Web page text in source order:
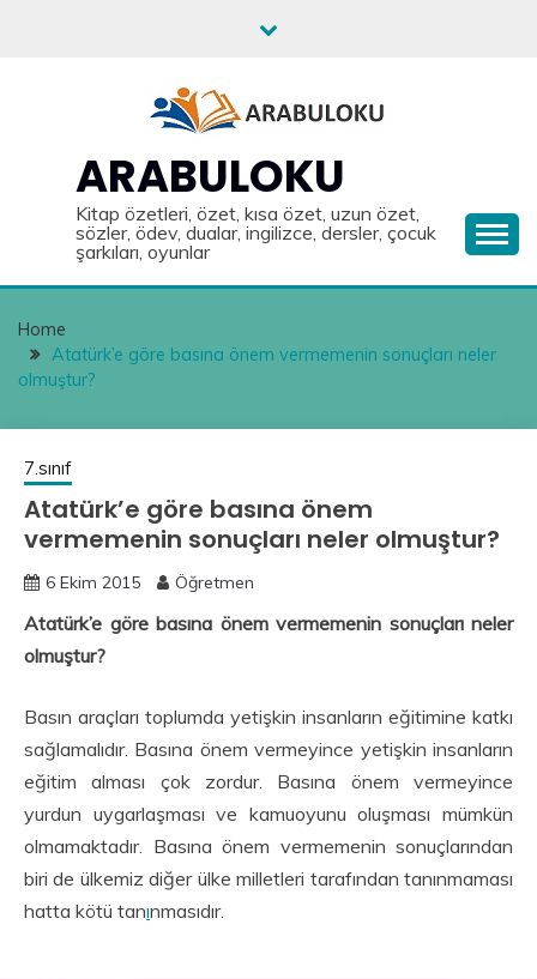
ARABULOKU
Kitap özetleri, özet, kısa özet, uzun özet,
sözler, ödev, dualar, ingilizce, dersler, çocuk
şarkıları, oyunlar
Home
Atatürk’e göre basına önem vermemenin sonuçları neler
olmuştur?
7.sınıf
Atatürk’e göre basına önem
vermemenin sonuçları neler olmuştur?
6 Ekim 2015 Öğretmen
Atatürk’e göre basına önem vermemenin sonuçları neler
olmuştur?
Basın araçları toplumda yetişkin insanların eğitimine katkı
sağlamalıdır. Basına önem vermeyince yetişkin insanların
eğitim alması çok zordur. Basına önem vermeyince
yurdun uygarlaşması ve kamuoyunu oluşması mümkün
olmamaktadır. Basına önem vermemenin sonuçlarından
biri de ülkemiz diğer ülke milletleri tarafından tanınmaması
hatta kötü tanınmasıdır.